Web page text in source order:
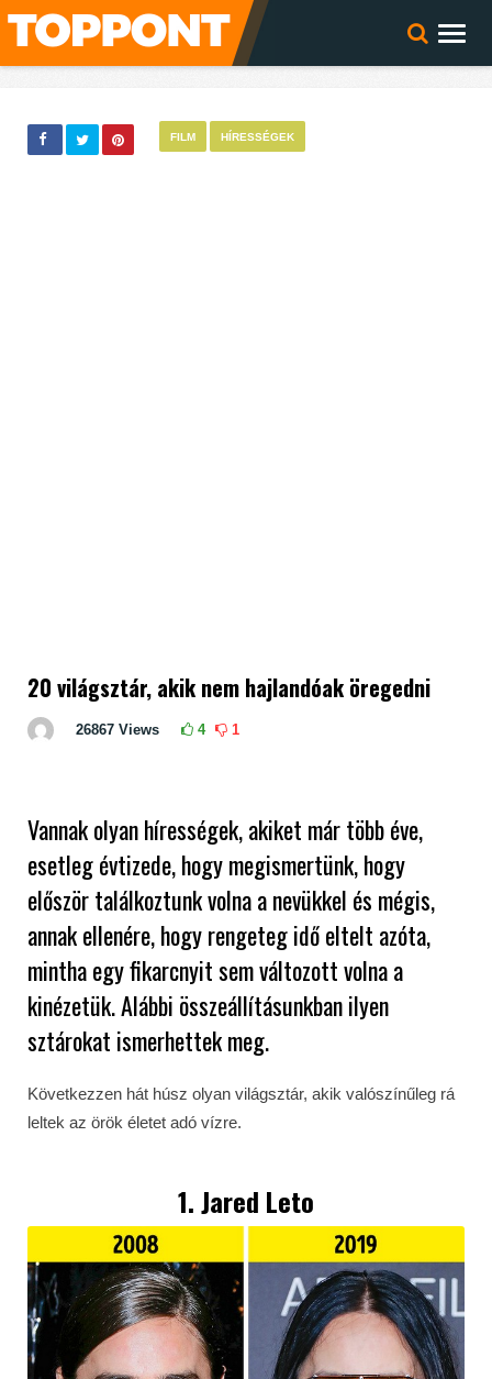
FILM HÍRESSÉGEK
20 világsztár, akik nem hajlandóak öregedni
26867 Views 4 1
Vannak olyan hírességek, akiket már több éve,
esetleg évtizede, hogy megismertünk, hogy
először találkoztunk volna a nevükkel és mégis,
annak ellenére, hogy rengeteg idő eltelt azóta,
mintha egy fikarcnyit sem változott volna a
kinézetük. Alábbi összeállításunkban ilyen
sztárokat ismerhettek meg.
Következzen hát húsz olyan világsztár, akik valószínűleg rá
leltek az örök életet adó vízre.
1. Jared Leto